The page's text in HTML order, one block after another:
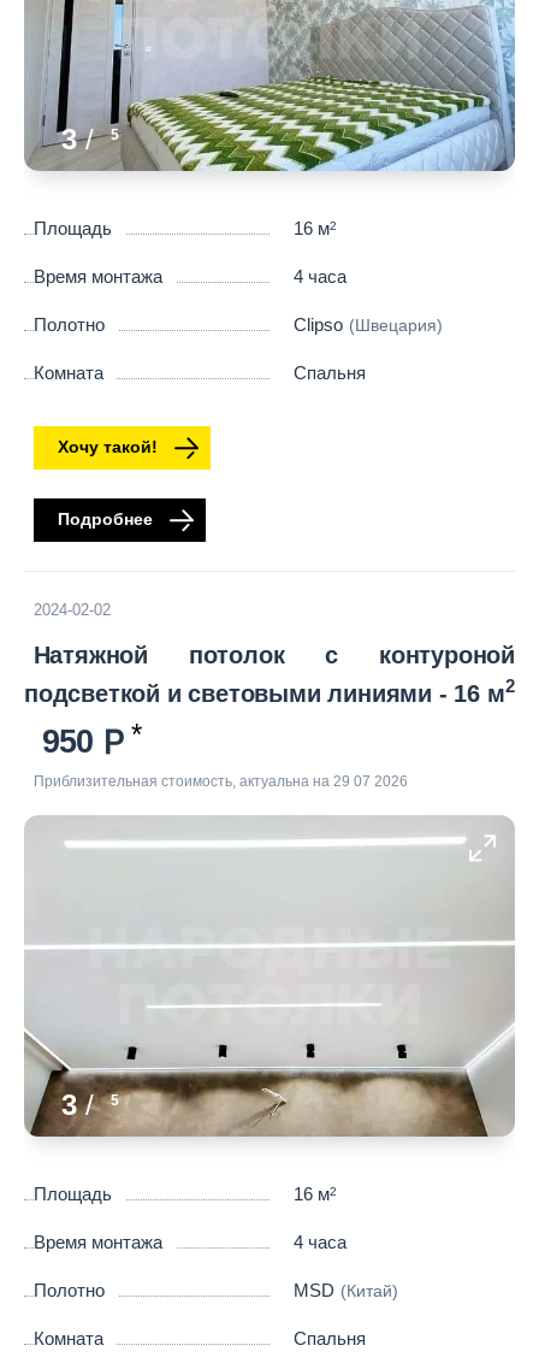
3/ 5
Площадь 16 м2
Время монтажа 4 часа
Полотно Clipso (Швецария)
Комната Спальня
Хочу такой!
Подробнее
2024-02-02
Натяжной потолок с контуроной
подсветкой и световыми линиями - 16 м2
950
Приблизительная стоимость, актуальна на 29 07 2026
3/ 5
Площадь 16 м2
Время монтажа 4 часа
Полотно MSD (Китай)
Комната Спальня